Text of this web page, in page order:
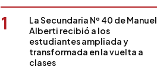
1
La Secundaria Nº 40 de Manuel
Alberti recibió a los
estudiantes ampliada y
transformada en la vuelta a
clases